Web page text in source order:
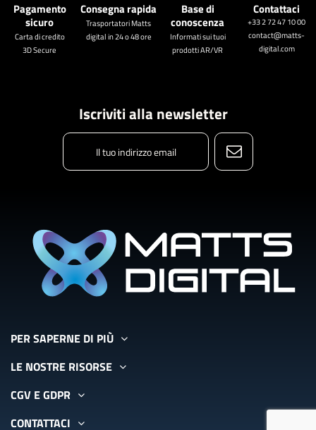
Pagamento
sicuro
Carta di credito
3D Secure
Consegna rapida
Trasportatori Matts
digital in 24 o 48 ore
Base di
conoscenza
Informati sui tuoi
prodotti AR/VR
Contattaci
+33 2 72 47 10 00
contact@matts-
digital.com
Iscriviti alla newsletter
PER SAPERNE DI PIÙ
LE NOSTRE RISORSE
CGV E GDPR
CONTATTACI